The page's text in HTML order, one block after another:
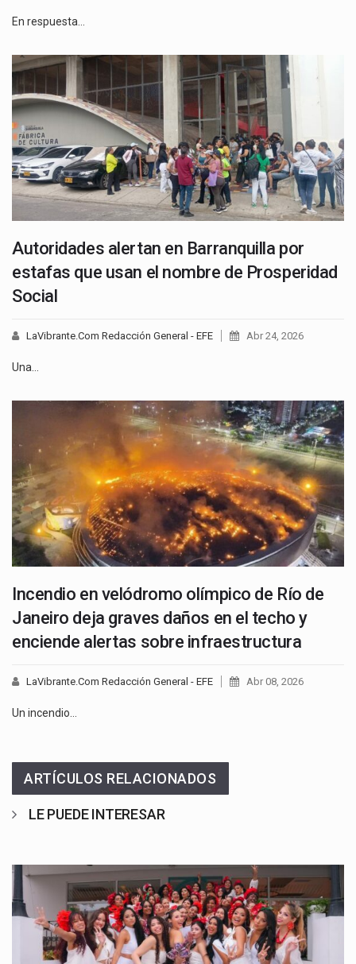
En respuesta…
Autoridades alertan en Barranquilla por
estafas que usan el nombre de Prosperidad
Social
LaVibrante.Com Redacción General - EFE Abr 24, 2026
Una…
Incendio en velódromo olímpico de Río de
Janeiro deja graves daños en el techo y
enciende alertas sobre infraestructura
LaVibrante.Com Redacción General - EFE Abr 08, 2026
Un incendio…
ARTÍCULOS RELACIONADOS
LE PUEDE INTERESAR